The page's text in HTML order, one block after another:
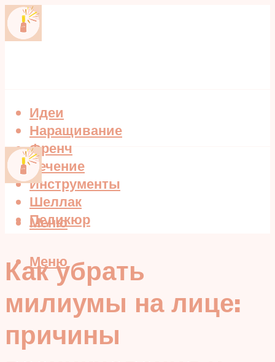
Идеи
Наращивание
Френч
Лечение
Инструменты
Шеллак
Педикюр
Меню
Меню
Как убрать
милиумы на лице:
причины